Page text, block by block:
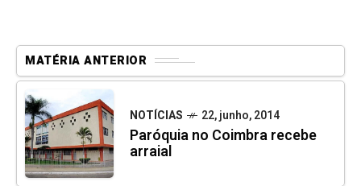
MATÉRIA ANTERIOR
NOTÍCIAS 22, junho, 2014
Paróquia no Coimbra recebe
arraial